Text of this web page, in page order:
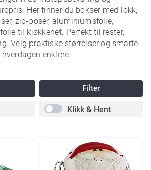
Her finner du bokser med lokk,
zip-poser, aluminiumsfolie,
til kjøkkenet. Perfekt til rester,
Velg praktiske størrelser og smarte
enklere.
Klikk & Hent
Filter